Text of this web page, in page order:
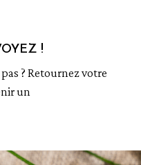
!
? Retournez votre
un